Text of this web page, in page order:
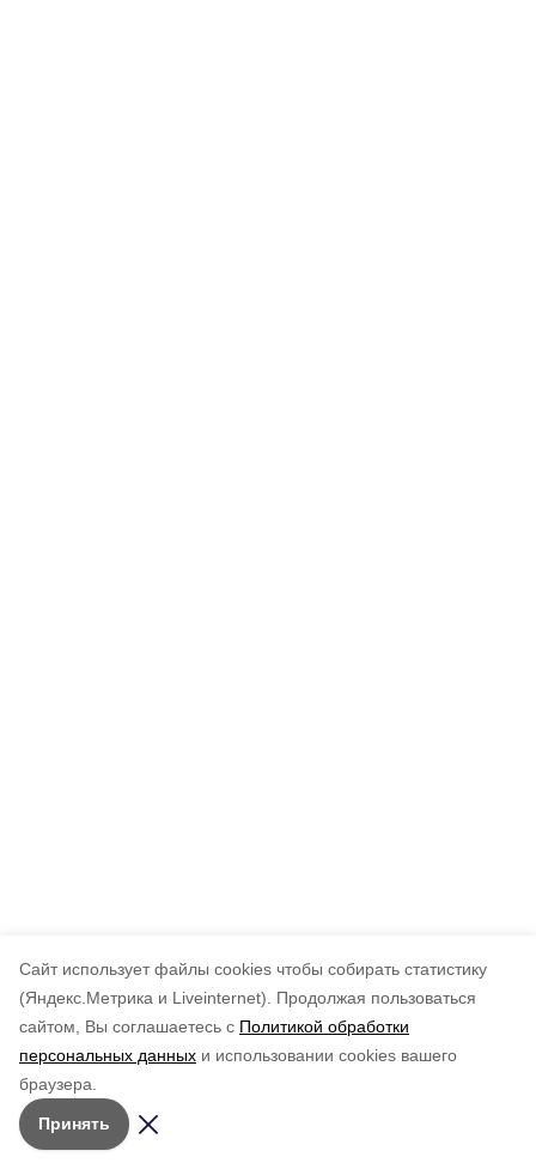
Cайт использует файлы cookies чтобы собирать статистику
(Яндекс.Метрика и Liveinternet).
Продолжая пользоваться
сайтом, Вы соглашаетесь с Политикой обработки
персональных данных и использовании cookies вашего
браузера.
Принять